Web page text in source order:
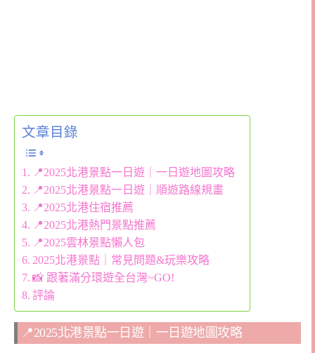
文章目錄
📍2025北港景點一日遊｜一日遊地圖攻略
📍2025北港景點一日遊｜順遊路線規畫
📍2025北港住宿推薦
📍2025北港熱門景點推薦
📍2025雲林景點懶人包
2025北港景點｜常見問題&玩樂攻略
📸 跟著滿分環遊全台灣~GO!
評論
📍2025北港景點一日遊｜一日遊地圖攻略